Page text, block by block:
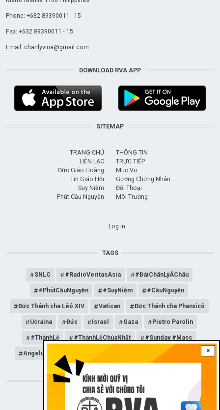
×
Phone: +632 89390011 - 15
Fax: +632 89390011 - 15
Email: chanlyvina@gmail.com
DOWNLOAD RVA APP
SITEMAP
TRANG CHỦ
LIÊN LẠC
Đức Giáo Hoàng
Tin Giáo Hội
Suy Niệm
Phút Cầu Nguyện
THÔNG TIN
TRỰC TIẾP
Mục Vụ
Gương Chứng Nhân
Đối Thoại
Môi Trường
Log in
TAGS
SNLC #RadioVeritasAsia #ĐàiChânLýÁChâu
#PhútCầuNguyện #SuyNiệm #CầuNguyện
Đức Thánh cha Lêô XIV Vatican Đức Thánh cha Phanxicô
Ucraina Đức Israel Gaza Pietro Parolin
#ThánhLễ #ThánhLễChúaNhật #Sunday #Mass
Angelus Đức Giáo hoàng Lêô XIV General Audience
STAY CONNECTED WITH US!